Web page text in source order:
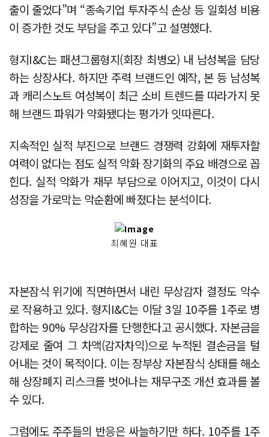
출이 줄었다”며 “종속기업 투자주식 손상 등 일회성 비용
이 증가한 것도 부담을 주고 있다”고 설명했다.
형지I&C는 패션그룹형지(회장 최병오) 내 남성복을 담당
하는 상장사다. 하지만 주력 브랜드인 예작, 본 등 남성복
과 캐리스노트 여성복이 최근 소비 트렌드를 따라가지 못
해 브랜드 파워가 약화됐다는 평가가 잇따른다.
지속적인 실적 부진으로 브랜드 경쟁력 강화에 재투자할
여력이 없다는 점도 실적 악화 장기화의 주요 배경으로 꼽
힌다. 실적 악화가 재무 부담으로 이어지고, 이것이 다시
성장을 가로막는 악순환에 빠졌다는 분석이다.
최혜원 대표
자본잠식 위기에 직면하면서 내린 무상감자 결정도 악수
로 작용하고 있다. 형지I&C는 이달 3일 10주를 1주로 병
합하는 90% 무상감자를 단행한다고 공시했다. 자본금을
강제로 줄여 그 차액(감자차익)으로 누적된 결손금을 털
어내는 것이 목적이다. 이는 장부상 자본잠식 상태를 해소
해 상장폐지 리스크를 벗어나는 재무구조 개선 효과를 볼
수 있다.
그럼에도 주주들의 반응은 싸늘하기만 하다. 10주를 1주